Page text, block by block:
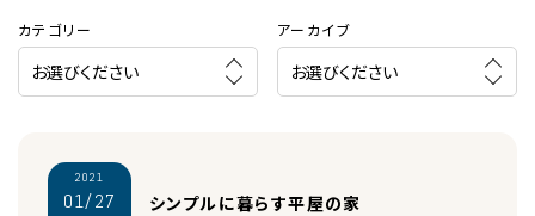
カテゴリー アーカイブ
2021
01/27 シンプルに暮らす平屋の家